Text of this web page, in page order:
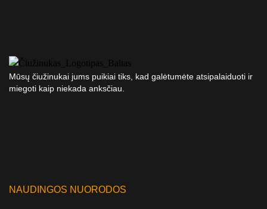
Mūsų čiužinukai jums puikiai tiks, kad galėtumėte atsipalaiduoti ir
miegoti kaip niekada anksčiau.
NAUDINGOS NUORODOS